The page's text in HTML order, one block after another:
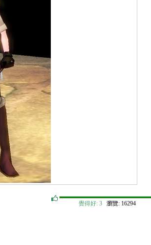
覺得好: 3 瀏覽: 16294